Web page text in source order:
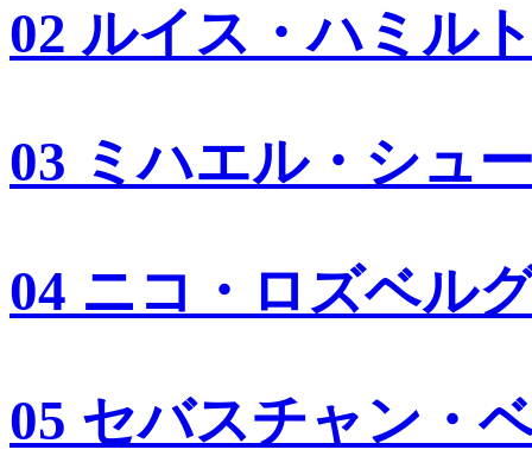
02 ルイス・ハミル
03 ミハエル・シュ
04 ニコ・ロズベル
05 セバスチャン・